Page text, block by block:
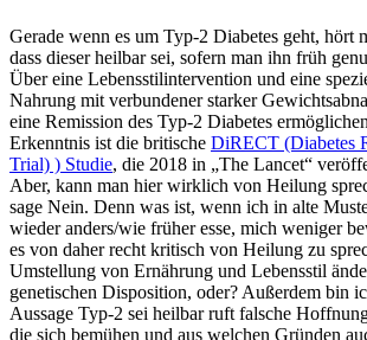
Gerade wenn es um Typ-2 Diabetes geht, hört
dass dieser heilbar sei, sofern man ihn früh
Über eine Lebensstilintervention und eine
Nahrung mit verbundener starker
eine Remission des Typ-2 Diabetes
Erkenntnis ist die britische DiRECT (Diabetes
Trial) ) Studie, die 2018 in „The Lancet“
Aber, kann man hier wirklich von Heilung
sage Nein. Denn was ist, wenn ich in alte
wieder anders/wie früher esse, mich weniger
es von daher recht kritisch von Heilung zu
Umstellung von Ernährung und Lebensstil
genetischen Disposition, oder? Außerdem bin
Aussage Typ-2 sei heilbar ruft falsche
die sich bemühen und aus welchen Gründen